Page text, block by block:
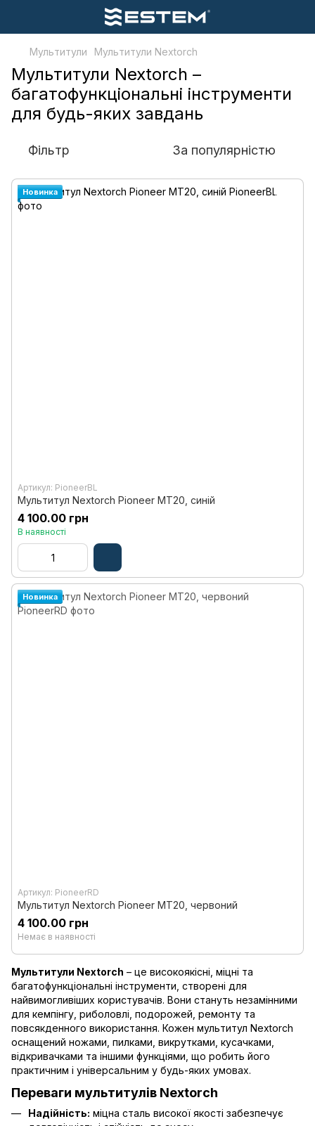
Мультитули Мультитули Nextorch
Мультитули Nextorch –
багатофункціональні інструменти
для будь-яких завдань
Фільтр За популярністю
Новинка
Артикул: PioneerBL
Мультитул Nextorch Pioneer MT20, синій
4 100.00 грн
В наявності
Новинка
Артикул: PioneerRD
Мультитул Nextorch Pioneer MT20, червоний
4 100.00 грн
Немає в наявності
Мультитули Nextorch – це високоякісні, міцні та
багатофункціональні інструменти, створені для
найвимогливіших користувачів. Вони стануть незамінними
для кемпінгу, риболовлі, подорожей, ремонту та
повсякденного використання. Кожен мультитул Nextorch
оснащений ножами, пилками, викрутками, кусачками,
відкривачками та іншими функціями, що робить його
практичним і універсальним у будь-яких умовах.
Переваги мультитулів Nextorch
Надійність: міцна сталь високої якості забезпечує